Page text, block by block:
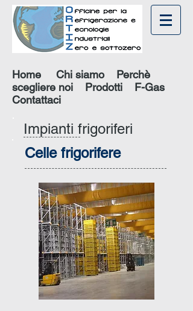
Impianti frigoriferi
Celle frigorifere
Home Chi siamo
Perchè
scegliere noi
Prodotti
F-Gas
Contattaci